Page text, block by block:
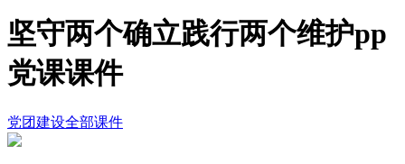
坚守两个确立践行两个维护pp
党课课件
党团建设全部课件